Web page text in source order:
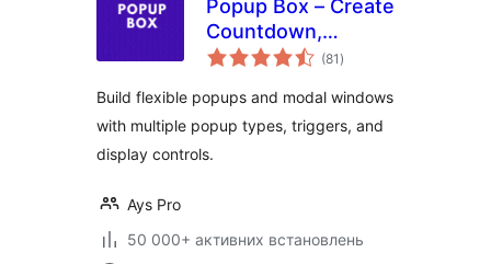
Popup Box – Create
Countdown,
Coupon, Video,
Popups
(81 загальний
рейтинг
)
Build flexible popups and modal windows
with multiple popup types, triggers, and
display controls.
Ays Pro
50 000+ активних встановлень